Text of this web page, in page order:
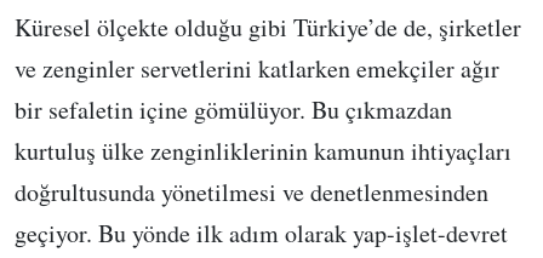
Küresel ölçekte olduğu gibi Türkiye’de de, şirketler
ve zenginler servetlerini katlarken emekçiler ağır
bir sefaletin içine gömülüyor. Bu çıkmazdan
kurtuluş ülke zenginliklerinin kamunun ihtiyaçları
doğrultusunda yönetilmesi ve denetlenmesinden
geçiyor. Bu yönde ilk adım olarak yap-işlet-devret